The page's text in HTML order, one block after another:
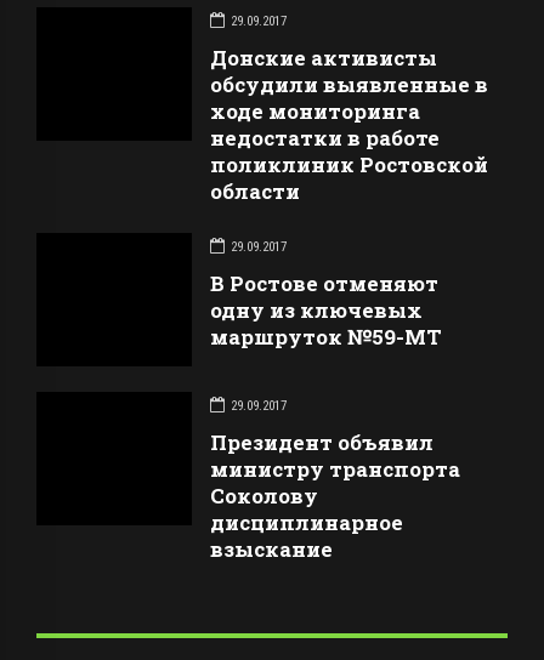
29.09.2017
Донские активисты
обсудили выявленные в
ходе мониторинга
недостатки в работе
поликлиник Ростовской
области
29.09.2017
В Ростове отменяют
одну из ключевых
маршруток №59-МТ
29.09.2017
Президент объявил
министру транспорта
Соколову
дисциплинарное
взыскание